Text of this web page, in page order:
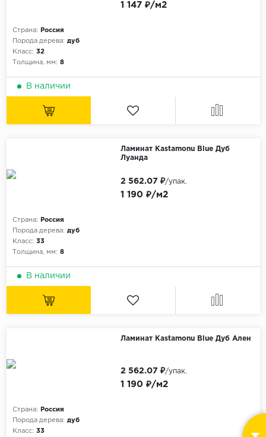
Страна:
Россия
Порода дерева: дуб
Класс: 32
Толщина, мм: 8
1 147 ₽/м2
В наличии
Ламинат Kastamonu Blue Дуб
Луанда
Страна:
Россия
Порода дерева: дуб
Класс: 33
Толщина, мм: 8
1 190 ₽/м2
2 562.07 ₽/упак.
В наличии
Ламинат Kastamonu Blue Дуб Ален
Страна:
Россия
Порода дерева: дуб
Класс: 33
1 190 ₽/м2
2 562.07 ₽/упак.